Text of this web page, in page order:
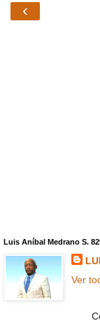
‹
Luis Aníbal Medrano S.
Ver